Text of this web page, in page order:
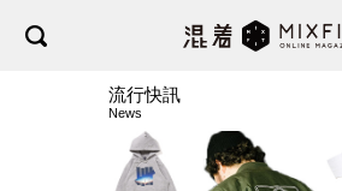
流行快訊
News